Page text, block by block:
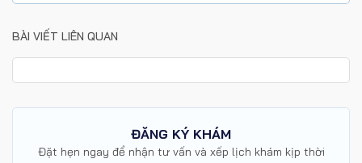
BÀI VIẾT LIÊN QUAN
ĐĂNG KÝ KHÁM
Đặt hẹn ngay để nhận tư vấn và xếp lịch khám kịp thời